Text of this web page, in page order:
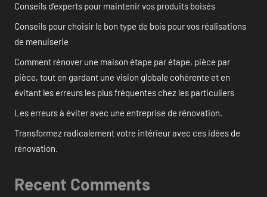
Conseils d’experts pour maintenir vos produits boisés
Conseils pour choisir le bon type de bois pour vos réalisations
de menuiserie
Comment rénover une maison étape par étape, pièce par
pièce, tout en gardant une vision globale cohérente et en
évitant les erreurs les plus fréquentes chez les particuliers
Les erreurs à éviter avec une entreprise de rénovation.
Transformez radicalement votre intérieur avec ces idées de
rénovation.
Recent Comments